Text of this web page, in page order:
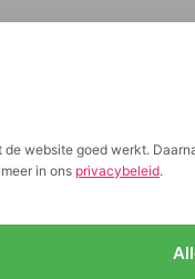
website goed werkt.
in ons privacybeleid.